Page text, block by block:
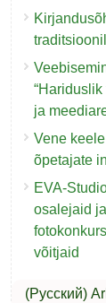
ja
Vene
õpetajate
EVA-
osalejaid
võitjaid
(Русский)